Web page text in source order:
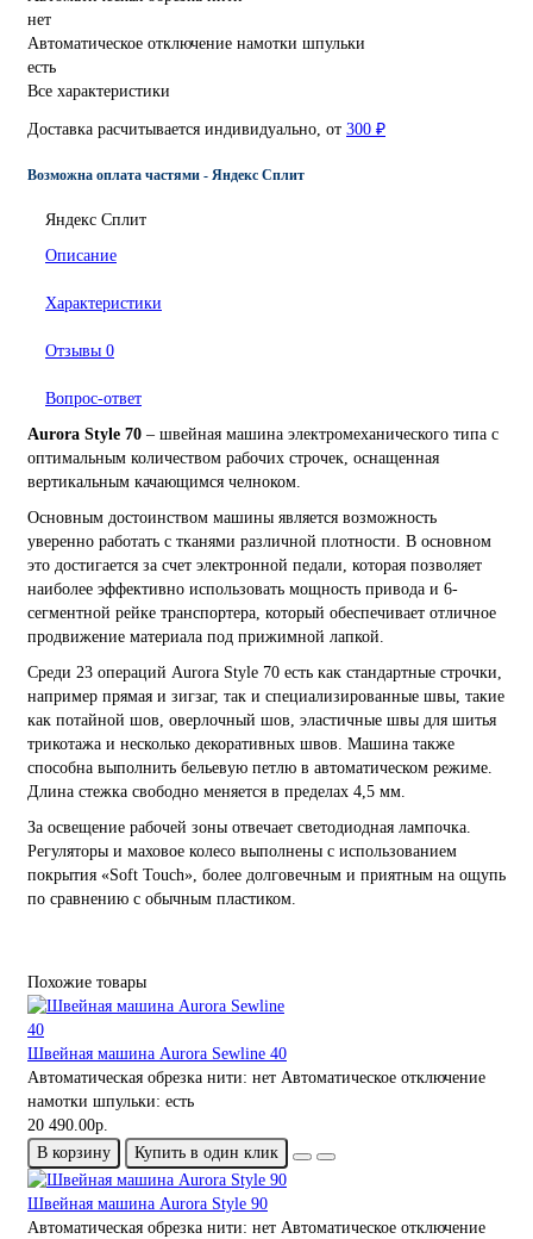
нет
Автоматическое отключение намотки шпульки
есть
Все характеристики
Доставка расчитывается индивидуально, от 300 ₽
Возможна оплата частями - Яндекс Сплит
Яндекс Сплит
Описание
Характеристики
Отзывы 0
Вопрос-ответ
Aurora Style 70 – швейная машина электромеханического типа с
оптимальным количеством рабочих строчек, оснащенная
вертикальным качающимся челноком.
Основным достоинством машины является возможность
уверенно работать с тканями различной плотности. В основном
это достигается за счет электронной педали, которая позволяет
наиболее эффективно использовать мощность привода и 6-
сегментной рейке транспортера, который обеспечивает отличное
продвижение материала под прижимной лапкой.
Среди 23 операций Aurora Style 70 есть как стандартные строчки,
например прямая и зигзаг, так и специализированные швы, такие
как потайной шов, оверлочный шов, эластичные швы для шитья
трикотажа и несколько декоративных швов. Машина также
способна выполнить бельевую петлю в автоматическом режиме.
Длина стежка свободно меняется в пределах 4,5 мм.
За освещение рабочей зоны отвечает светодиодная лампочка.
Регуляторы и маховое колесо выполнены с использованием
покрытия «Soft Touch», более долговечным и приятным на ощупь
по сравнению с обычным пластиком.
Похожие товары
Швейная машина Aurora Sewline 40
Автоматическая обрезка нити: нет Автоматическое отключение
намотки шпульки: есть
20 490.00р.
В корзину
Купить в один клик
Швейная машина Aurora Style 90
Автоматическая обрезка нити: нет Автоматическое отключение